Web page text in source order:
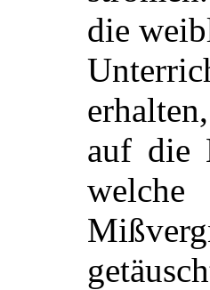
die
auf die